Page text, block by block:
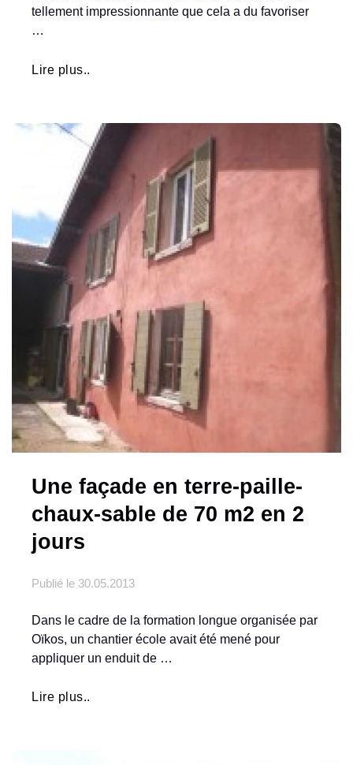
tellement impressionnante que cela a du favoriser
…
Lire plus..
Une façade en terre-paille-
chaux-sable de 70 m2 en 2
jours
Publié le 30.05.2013
Dans le cadre de la formation longue organisée par
Oïkos, un chantier école avait été mené pour
appliquer un enduit de …
Lire plus..